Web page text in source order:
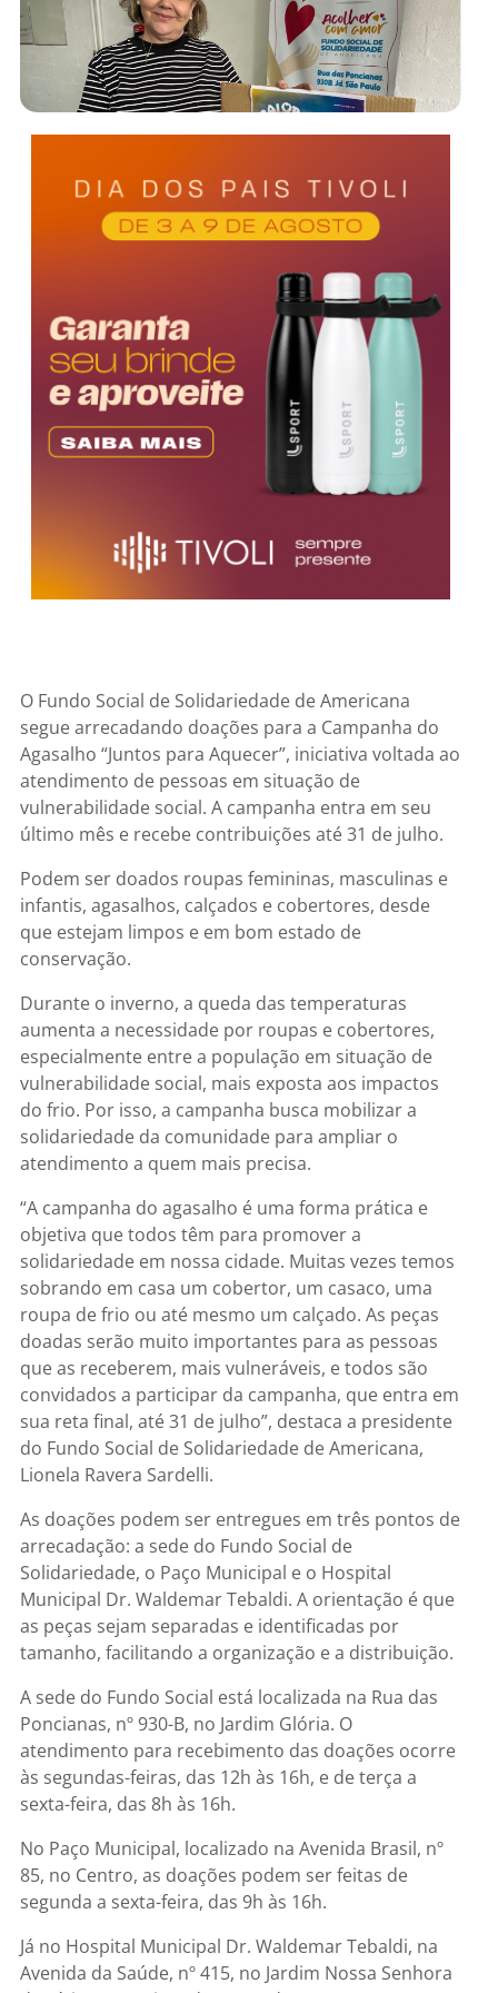
O Fundo Social de Solidariedade de Americana
segue arrecadando doações para a Campanha do
Agasalho “Juntos para Aquecer”, iniciativa voltada ao
atendimento de pessoas em situação de
vulnerabilidade social. A campanha entra em seu
último mês e recebe contribuições até 31 de julho.
Podem ser doados roupas femininas, masculinas e
infantis, agasalhos, calçados e cobertores, desde
que estejam limpos e em bom estado de
conservação.
Durante o inverno, a queda das temperaturas
aumenta a necessidade por roupas e cobertores,
especialmente entre a população em situação de
vulnerabilidade social, mais exposta aos impactos
do frio. Por isso, a campanha busca mobilizar a
solidariedade da comunidade para ampliar o
atendimento a quem mais precisa.
“A campanha do agasalho é uma forma prática e
objetiva que todos têm para promover a
solidariedade em nossa cidade. Muitas vezes temos
sobrando em casa um cobertor, um casaco, uma
roupa de frio ou até mesmo um calçado. As peças
doadas serão muito importantes para as pessoas
que as receberem, mais vulneráveis, e todos são
convidados a participar da campanha, que entra em
sua reta final, até 31 de julho”, destaca a presidente
do Fundo Social de Solidariedade de Americana,
Lionela Ravera Sardelli.
As doações podem ser entregues em três pontos de
arrecadação: a sede do Fundo Social de
Solidariedade, o Paço Municipal e o Hospital
Municipal Dr. Waldemar Tebaldi. A orientação é que
as peças sejam separadas e identificadas por
tamanho, facilitando a organização e a distribuição.
A sede do Fundo Social está localizada na Rua das
Poncianas, nº 930-B, no Jardim Glória. O
atendimento para recebimento das doações ocorre
às segundas-feiras, das 12h às 16h, e de terça a
sexta-feira, das 8h às 16h.
No Paço Municipal, localizado na Avenida Brasil, nº
85, no Centro, as doações podem ser feitas de
segunda a sexta-feira, das 9h às 16h.
Já no Hospital Municipal Dr. Waldemar Tebaldi, na
Avenida da Saúde, nº 415, no Jardim Nossa Senhora